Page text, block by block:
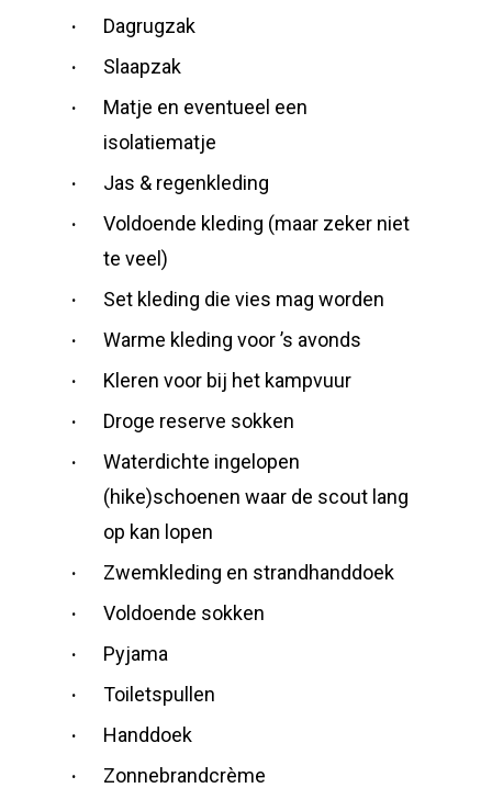
Dagrugzak
Slaapzak
Matje en eventueel een
isolatiematje
Jas & regenkleding
Voldoende kleding (maar zeker niet
te veel)
Set kleding die vies mag worden
Warme kleding voor ’s avonds
Kleren voor bij het kampvuur
Droge reserve sokken
Waterdichte ingelopen
(hike)schoenen waar de scout lang
op kan lopen
Zwemkleding en strandhanddoek
Voldoende sokken
Pyjama
Toiletspullen
Handdoek
Zonnebrandcrème